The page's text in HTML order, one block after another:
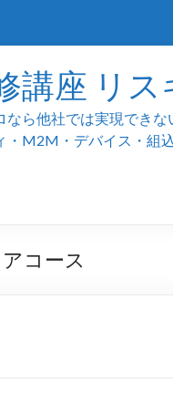
講座 リ
なら他社では実現でき
・M2M・デバイス・組
コース